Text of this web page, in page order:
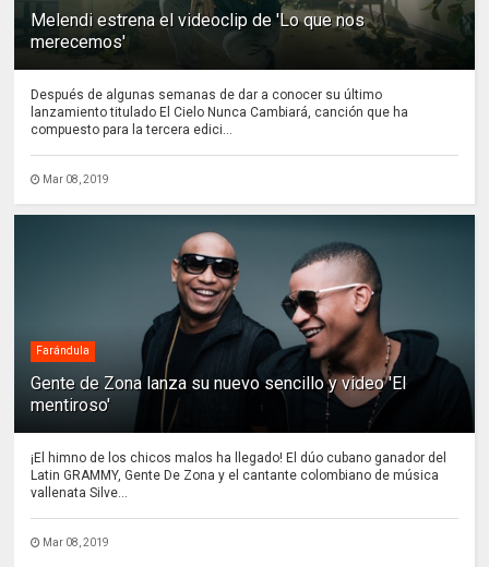
Melendi estrena el videoclip de 'Lo que nos
merecemos'
Después de algunas semanas de dar a conocer su último
lanzamiento titulado El Cielo Nunca Cambiará, canción que ha
compuesto para la tercera edici...
Mar 08, 2019
Farándula
Gente de Zona lanza su nuevo sencillo y video 'El
mentiroso'
¡El himno de los chicos malos ha llegado! El dúo cubano ganador del
Latin GRAMMY, Gente De Zona y el cantante colombiano de música
vallenata Silve...
Mar 08, 2019